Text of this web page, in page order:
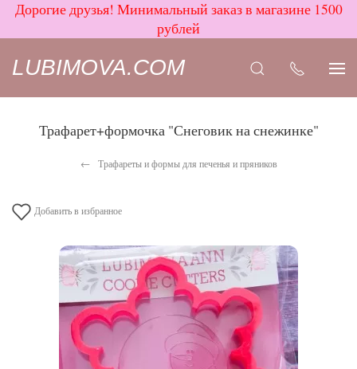
Дорогие друзья! Минимальный заказ в магазине 1500
рублей
LUBIMOVA.COM
Трафарет+формочка "Снеговик на снежинке"
Трафареты и формы для печенья и пряников
Добавить в избранное